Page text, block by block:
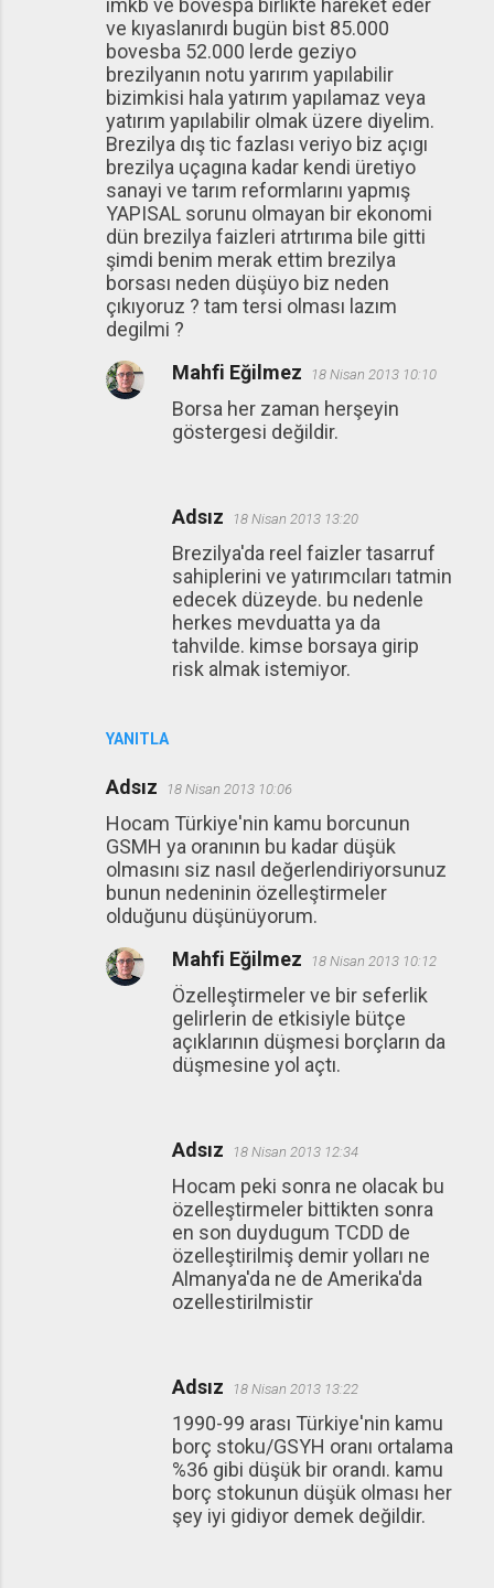
imkb ve bovespa birlikte hareket eder
ve kıyaslanırdı bugün bist 85.000
bovesba 52.000 lerde geziyo
brezilyanın notu yarırım yapılabilir
bizimkisi hala yatırım yapılamaz veya
yatırım yapılabilir olmak üzere diyelim.
Brezilya dış tic fazlası veriyo biz açıgı
brezilya uçagına kadar kendi üretiyo
sanayi ve tarım reformlarını yapmış
YAPISAL sorunu olmayan bir ekonomi
dün brezilya faizleri atrtırıma bile gitti
şimdi benim merak ettim brezilya
borsası neden düşüyo biz neden
çıkıyoruz ? tam tersi olması lazım
degilmi ?
YANITLA
Mahfi Eğilmez 18 Nisan 2013 10:10
Borsa her zaman herşeyin
göstergesi değildir.
Adsız 18 Nisan 2013 13:20
Brezilya'da reel faizler tasarruf
sahiplerini ve yatırımcıları tatmin
edecek düzeyde. bu nedenle
herkes mevduatta ya da
tahvilde. kimse borsaya girip
risk almak istemiyor.
Adsız 18 Nisan 2013 10:06
Hocam Türkiye'nin kamu borcunun
GSMH ya oranının bu kadar düşük
olmasını siz nasıl değerlendiriyorsunuz
bunun nedeninin özelleştirmeler
olduğunu düşünüyorum.
Mahfi Eğilmez 18 Nisan 2013 10:12
Özelleştirmeler ve bir seferlik
gelirlerin de etkisiyle bütçe
açıklarının düşmesi borçların da
düşmesine yol açtı.
Adsız 18 Nisan 2013 12:34
Hocam peki sonra ne olacak bu
özelleştirmeler bittikten sonra
en son duydugum TCDD de
özelleştirilmiş demir yolları ne
Almanya'da ne de Amerika'da
ozellestirilmistir
Adsız 18 Nisan 2013 13:22
1990-99 arası Türkiye'nin kamu
borç stoku/GSYH oranı ortalama
%36 gibi düşük bir orandı. kamu
borç stokunun düşük olması her
şey iyi gidiyor demek değildir.